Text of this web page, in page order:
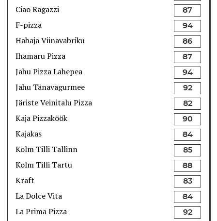
Ciao Ragazzi 87
F-pizza 94
Habaja Viinavabriku 86
Ihamaru Pizza 87
Jahu Pizza Lahepea 94
Jahu Tänavagurmee 92
Järiste Veinitalu Pizza 82
Kaja Pizzaköök 90
Kajakas 84
Kolm Tilli Tallinn 85
Kolm Tilli Tartu 88
Kraft 83
La Dolce Vita 84
La Prima Pizza 92